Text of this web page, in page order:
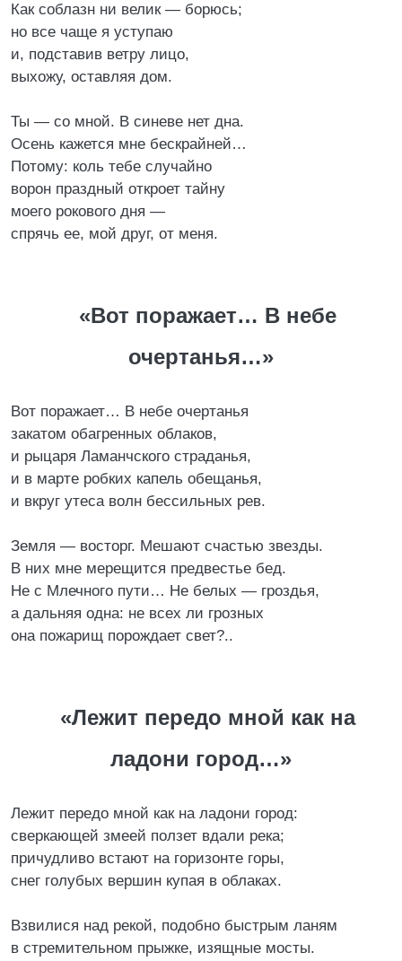
Как соблазн ни велик — борюсь;
но все чаще я уступаю
и, подставив ветру лицо,
выхожу, оставляя дом.
Ты — со мной. В синеве нет дна.
Осень кажется мне бескрайней…
Потому: коль тебе случайно
ворон праздный откроет тайну
моего рокового дня —
спрячь ее, мой друг, от меня.
«Вот поражает… В небе
очертанья…»
Вот поражает… В небе очертанья
закатом обагренных облаков,
и рыцаря Ламанчского страданья,
и в марте робких капель обещанья,
и вкруг утеса волн бессильных рев.
Земля — восторг. Мешают счастью звезды.
В них мне мерещится предвестье бед.
Не с Млечного пути… Не белых — гроздья,
а дальняя одна: не всех ли грозных
она пожарищ порождает свет?..
«Лежит передо мной как на
ладони город…»
Лежит передо мной как на ладони город:
сверкающей змеей ползет вдали река;
причудливо встают на горизонте горы,
снег голубых вершин купая в облаках.
Взвилися над рекой, подобно быстрым ланям
в стремительном прыжке, изящные мосты.